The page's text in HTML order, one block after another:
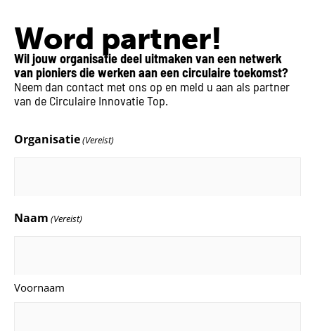
Word partner!
Wil jouw organisatie deel uitmaken van een netwerk
van pioniers die werken aan een circulaire toekomst?
Neem dan contact met ons op en meld u aan als partner
van de Circulaire Innovatie Top.
Organisatie(Vereist)
Naam (Vereist)
Voornaam